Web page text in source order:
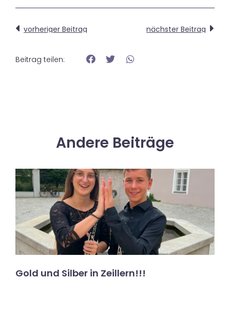
vorheriger Beitrag nächster Beitrag
Beitrag teilen:
Andere Beiträge
Gold und Silber in Zeillern!!!